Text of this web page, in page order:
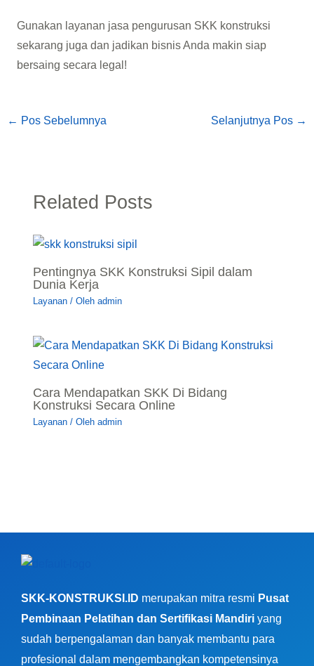
Gunakan layanan jasa pengurusan SKK konstruksi
sekarang juga dan jadikan bisnis Anda makin siap
bersaing secara legal!
← Pos Sebelumnya Selanjutnya Pos →
Related Posts
Pentingnya SKK Konstruksi Sipil dalam
Dunia Kerja
Layanan / Olehadmin
Cara Mendapatkan SKK Di Bidang
Konstruksi Secara Online
Layanan / Olehadmin
SKK-KONSTRUKSI.ID merupakan mitra resmi Pusat
Pembinaan Pelatihan dan Sertifikasi Mandiri yang
sudah berpengalaman dan banyak membantu para
profesional dalam mengembangkan kompetensinya